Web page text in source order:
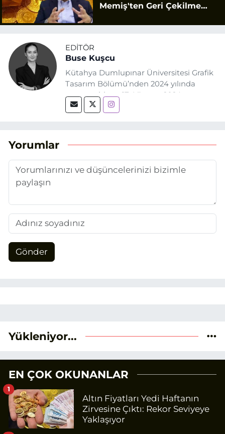
Memiş'ten Geri Çekilme
EDITÖR
Buse Kuşcu
Kütahya Dumlupınar Üniversitesi Grafik
Tasarım Bölümü’nden 2024 yılında
mezun oldum. 17 Ağustos 2024
tarihinde, Grafik Tasarım alanında staj
adım attım.
Yorumlar
Gönder
Yükleniyor...
EN ÇOK OKUNANLAR
Altın Fiyatları Yedi Haftanın
Zirvesine Çıktı: Rekor Seviyeye
Yaklaşıyor
1